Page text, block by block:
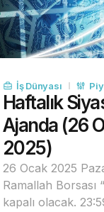
İş Dünyası
Haftalık
Ajanda (26
2025)
26 Ocak 2025
Ramallah Borsası
kapalı olacak.